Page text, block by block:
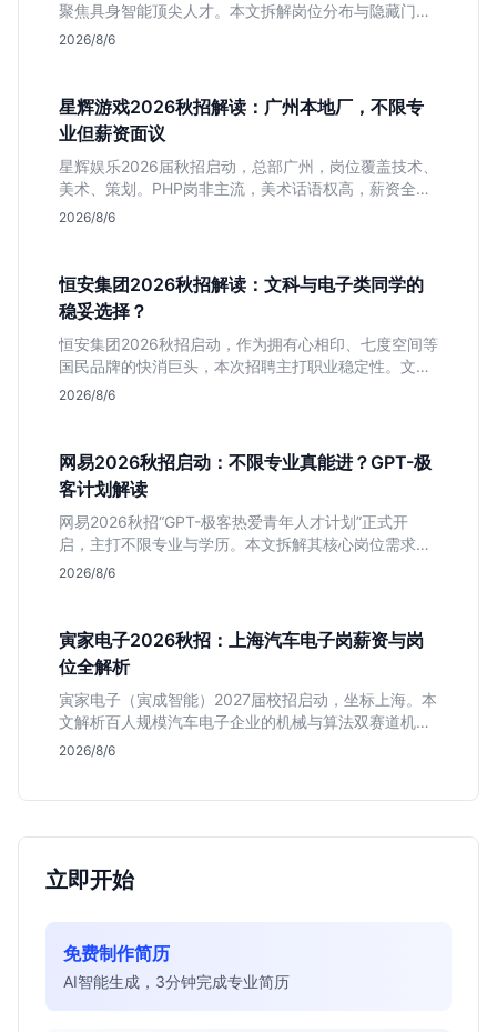
聚焦具身智能顶尖人才。本文拆解岗位分布与隐藏门
槛，分析算法、仿真等核心方向，帮你判断是否值得投
2026/8/6
星辉游戏2026秋招解读：广州本地厂，不限专
业但薪资面议
星辉娱乐2026届秋招启动，总部广州，岗位覆盖技术、
美术、策划。PHP岗非主流，美术话语权高，薪资全面
面议。适合想接触项目全流程的应届生，追求大厂光环
2026/8/6
恒安集团2026秋招解读：文科与电子类同学的
稳妥选择？
恒安集团2026秋招启动，作为拥有心相印、七度空间等
国民品牌的快消巨头，本次招聘主打职业稳定性。文章
深度解析管培生项目，明确文商科主攻品牌营销、理工
2026/8/6
网易2026秋招启动：不限专业真能进？GPT-极
客计划解读
网易2026秋招“GPT-极客热爱青年人才计划”正式开
启，主打不限专业与学历。本文拆解其核心岗位需求
（技术研发、游戏策划、算法），分析非科班同学的投
2026/8/6
寅家电子2026秋招：上海汽车电子岗薪资与岗
位全解析
寅家电子（寅成智能）2027届校招启动，坐标上海。本
文解析百人规模汽车电子企业的机械与算法双赛道机
会，分析薪资面议背后的含金量及应届生成长路径，助
2026/8/6
立即开始
免费制作简历
AI智能生成，3分钟完成专业简历